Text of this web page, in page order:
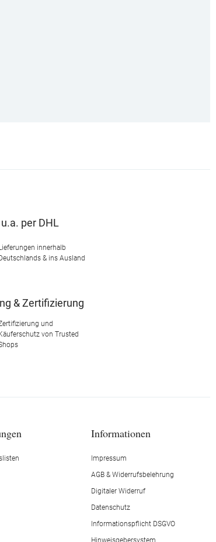
per DHL
innerhalb
& ins Ausland
& Zertifizierung
und
von Trusted
Informationen
Impressum
AGB & Widerrufsbelehrung
Digitaler Widerruf
Datenschutz
Informationspflicht DSGVO
Hinweisgebersystem